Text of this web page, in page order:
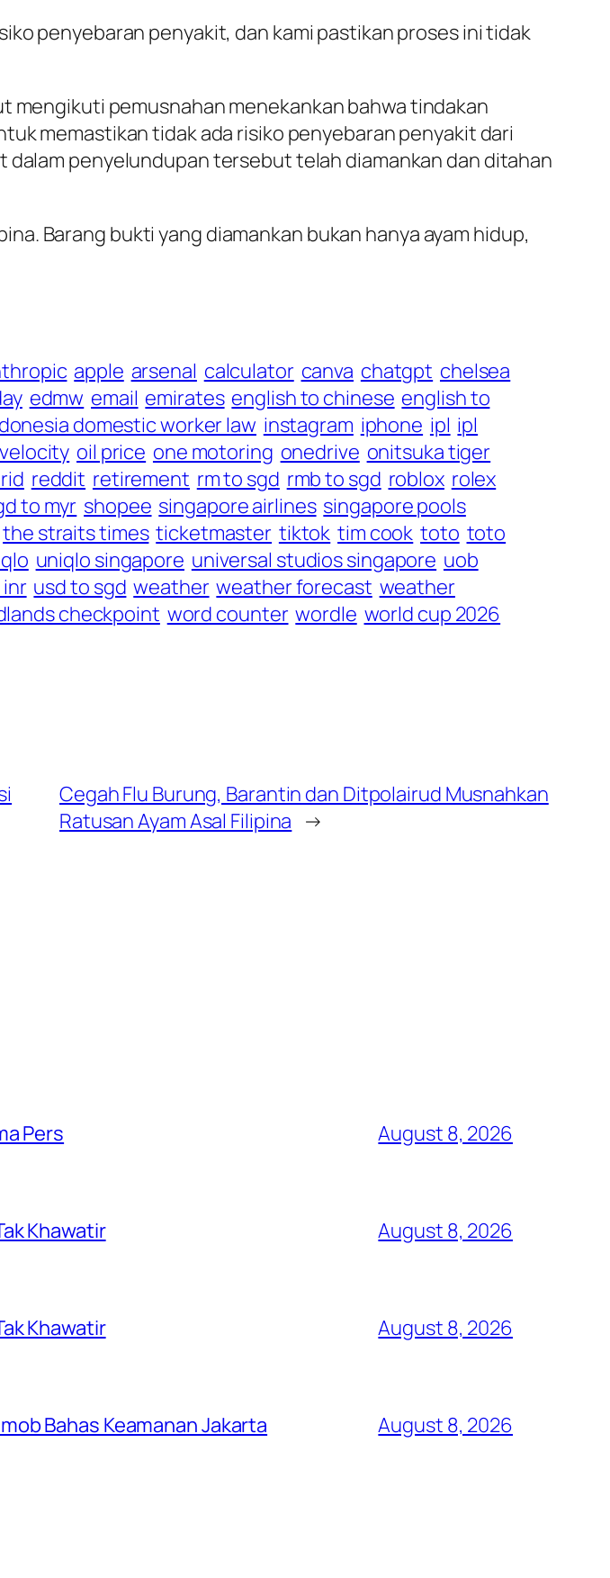
penyebaran penyakit, dan kami pastikan proses ini tidak
mengikuti pemusnahan menekankan bahwa tindakan
memastikan tidak ada risiko penyebaran penyakit dari
penyelundupan tersebut telah diamankan dan ditahan
Barang bukti yang diamankan bukan hanya ayam hidup,
apple arsenal calculator canva chatgpt chelsea
edmw email emirates english to chinese english to
domestic worker law instagram iphone ipl ipl
oil price one motoring onedrive onitsuka tiger
reddit retirement rm to sgd rmb to sgd roblox rolex
to myr shopee singapore airlines singapore pools
the straits times ticketmaster tiktok tim cook toto toto
uniqlo singapore universal studios singapore uob
usd to sgd weather weather forecast weather
checkpoint word counter wordle world cup 2026
Cegah Flu Burung, Barantin dan Ditpolairud Musnahkan
Ratusan Ayam Asal Filipina →
Pers August 8, 2026
Khawatir August 8, 2026
Khawatir August 8, 2026
Bahas Keamanan Jakarta August 8, 2026